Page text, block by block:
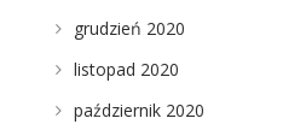
grudzień 2020
listopad 2020
październik 2020